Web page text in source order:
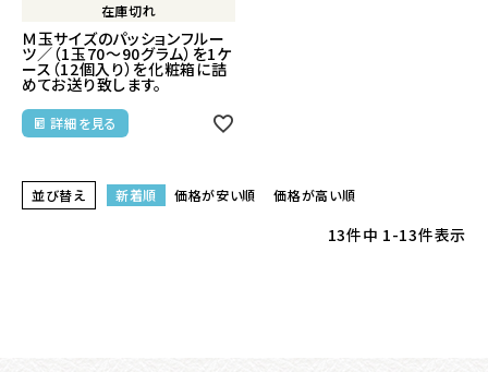
在庫切れ
Ｍ玉サイズのパッションフルー
ツ／（1玉70～90グラム）を1ケ
ース（12個入り）を化粧箱に詰
めてお送り致します。
詳細を見る
並び替え 新着順 価格が安い順 価格が高い順
13件中 1-13件表示